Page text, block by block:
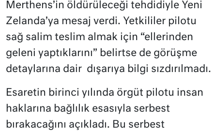
Merthens’in öldürüleceği tehdidiyle Yeni
Zelanda’ya mesaj verdi. Yetkililer pilotu
sağ salim teslim almak için “ellerinden
geleni yaptıklarını” belirtse de görüşme
detaylarına dair dışarıya bilgi sızdırılmadı.
Esaretin birinci yılında örgüt pilotu insan
haklarına bağlılık esasıyla serbest
bırakacağını açıkladı. Bu serbest